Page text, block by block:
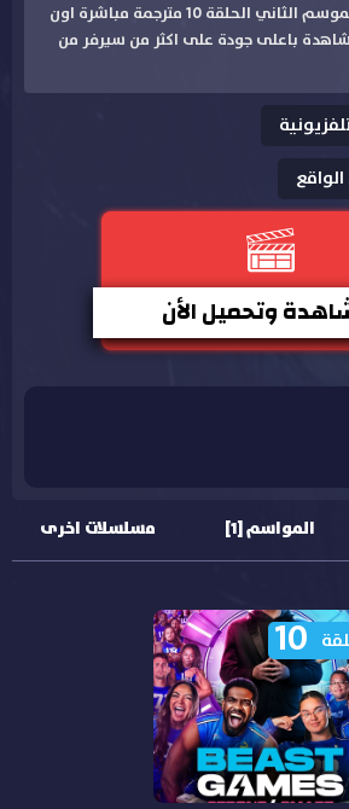
برنامج Beast Games الموسم الثاني الحلقة 10 مترجمة مباشرة اون
باعلى جودة على اكثر من سيرفر من
وتحميل الأن
المواسم [1] مسلسلات اخرى
10